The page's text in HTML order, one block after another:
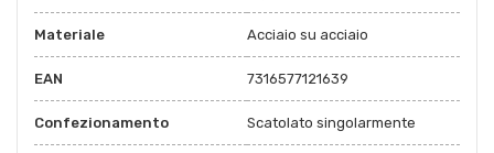
Materiale Acciaio su acciaio
EAN 7316577121639
Confezionamento Scatolato singolarmente